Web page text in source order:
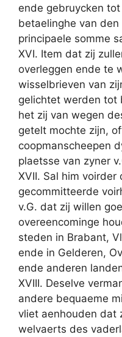
ende gebruycken
betaelinghe van
principaele somme
XVI. Item dat zij
overleggen ende te
wisselbrieven van
gelichtet werden tot
het zij van wegen
getelt mochte zijn,
coopmanscheepen
plaetsse van zyner
XVII. Sal him voirder
gecommitteerde
v.G. dat zij willen
overeencominge
steden in Brabant,
ende in Gelderen,
ende anderen
XVIII. Deselve
andere bequaeme
vliet aenhouden dat
welvaerts des